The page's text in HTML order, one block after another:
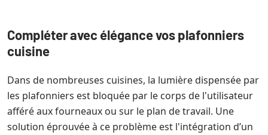
Compléter avec élégance vos plafonniers
cuisine
Dans de nombreuses cuisines, la lumière dispensée par
les plafonniers est bloquée par le corps de l'utilisateur
afféré aux fourneaux ou sur le plan de travail. Une
solution éprouvée à ce problème est l'intégration d’un